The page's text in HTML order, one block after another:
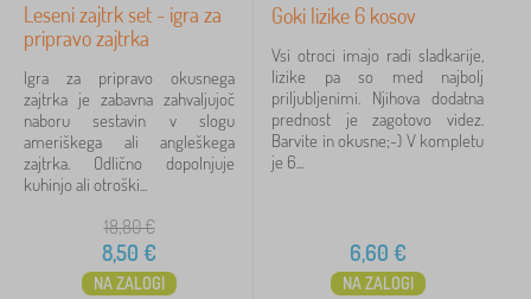
Leseni zajtrk set - igra za
pripravo zajtrka
Igra za pripravo okusnega
zajtrka je zabavna zahvaljujoč
naboru sestavin v slogu
ameriškega ali angleškega
zajtrka. Odlično dopolnjuje
kuhinjo ali otroški...
18,80€
8,50 €
NA ZALOGI
Goki lizike 6 kosov
Vsi otroci imajo radi sladkarije,
lizike pa so med najbolj
priljubljenimi. Njihova dodatna
prednost je zagotovo videz.
Barvite in okusne;-) V kompletu
je 6...
6,60 €
NA ZALOGI